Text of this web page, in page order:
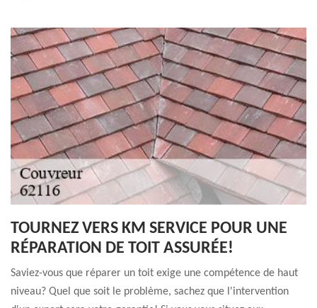
TOURNEZ VERS KM SERVICE POUR UNE
RÉPARATION DE TOIT ASSURÉE!
Saviez-vous que réparer un toit exige une compétence de haut
niveau? Quel que soit le problème, sachez que l'intervention